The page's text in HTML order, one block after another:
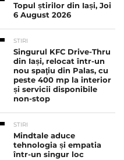
Topul știrilor din Iași, Joi
6 August 2026
STIRI
Singurul KFC Drive-Thru
din Iași, relocat într-un
nou spaţiu din Palas, cu
peste 400 mp la interior
și servicii disponibile
non-stop
STIRI
Mindtale aduce
tehnologia și empatia
într-un singur loc